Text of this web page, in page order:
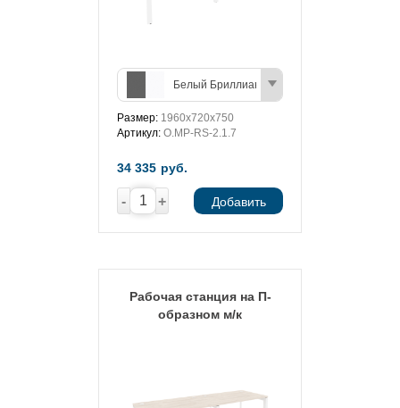
Белый Бриллиант/Антрацит
Размер: 1960х720х750
Артикул: O.MP-RS-2.1.7
34 335 руб.
- + Добавить
Рабочая станция на П-
образном м/к